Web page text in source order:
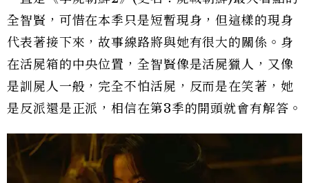
全智賢，可惜在本季只是短暫現身，但這樣的現身
代表著接下來，故事線路將與她有很大的關係。身
在活屍箱的中央位置，全智賢像是活屍獵人，又像
是訓屍人一般，完全不怕活屍，反而是在笑著，她
是反派還是正派，相信在第3季的開頭就會有解答。